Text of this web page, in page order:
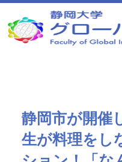
静岡市が開催
生が料理をし